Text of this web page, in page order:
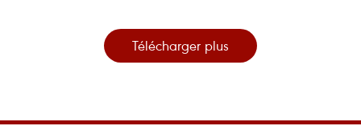
Télécharger plus